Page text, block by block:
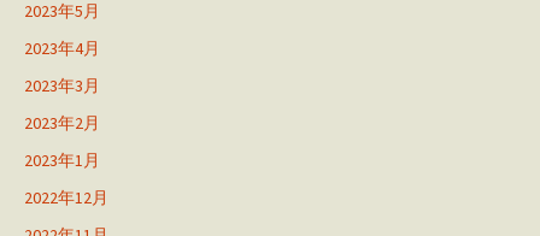
2023年5月
2023年4月
2023年3月
2023年2月
2023年1月
2022年12月